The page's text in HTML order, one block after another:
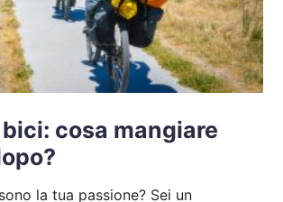
cosa mangiare
la tua passione? Sei un